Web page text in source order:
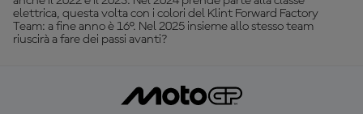
elettrica, questa volta con i colori del Klint Forward Factory
Team: a fine anno è 16°. Nel 2025 insieme allo stesso team
riuscirà a fare dei passi avanti?